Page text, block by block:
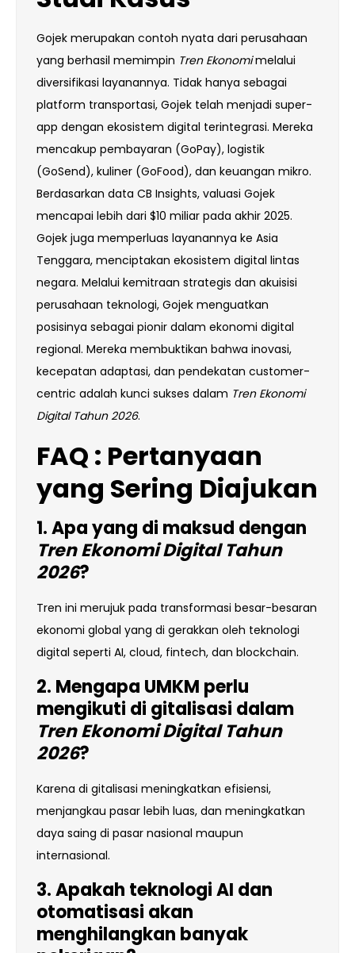
Gojek merupakan contoh nyata dari perusahaan
yang berhasil memimpin Tren Ekonomimelalui
diversifikasi layanannya. Tidak hanya sebagai
platform transportasi, Gojek telah menjadi super-
app dengan ekosistem digital terintegrasi. Mereka
mencakup pembayaran (GoPay), logistik
(GoSend), kuliner (GoFood), dan keuangan mikro.
Berdasarkan data CB Insights, valuasi Gojek
mencapai lebih dari $10 miliar pada akhir 2025.
Gojek juga memperluas layanannya ke Asia
Tenggara, menciptakan ekosistem digital lintas
negara. Melalui kemitraan strategis dan akuisisi
perusahaan teknologi, Gojek menguatkan
posisinya sebagai pionir dalam ekonomi digital
regional. Mereka membuktikan bahwa inovasi,
kecepatan adaptasi, dan pendekatan customer-
centric adalah kunci sukses dalam Tren Ekonomi
Digital Tahun 2026.
FAQ : Pertanyaan
yang Sering Diajukan
1. Apa yang di maksud dengan
Tren Ekonomi Digital Tahun
2026?
Tren ini merujuk pada transformasi besar-besaran
ekonomi global yang di gerakkan oleh teknologi
digital seperti AI, cloud, fintech, dan blockchain.
2. Mengapa UMKM perlu
mengikuti di gitalisasi dalam
Tren Ekonomi Digital Tahun
2026?
Karena di gitalisasi meningkatkan efisiensi,
menjangkau pasar lebih luas, dan meningkatkan
daya saing di pasar nasional maupun
internasional.
3. Apakah teknologi AI dan
otomatisasi akan
menghilangkan banyak